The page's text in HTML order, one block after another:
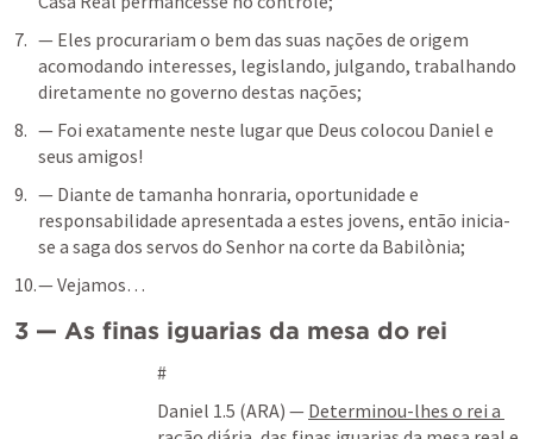
— Eles procurariam o bem das suas nações de origem
acomodando interesses, legislando, julgando, trabalhando
diretamente no governo destas nações;
— Foi exatamente neste lugar que Deus colocou Daniel e
seus amigos!
— Diante de tamanha honraria, oportunidade e
responsabilidade apresentada a estes jovens, então inicia-
se a saga dos servos do Senhor na corte da Babilònia;
— Vejamos…
3 — As finas iguarias da mesa do rei
#
Daniel 1.5 (ARA) — Determinou-lhes o rei a